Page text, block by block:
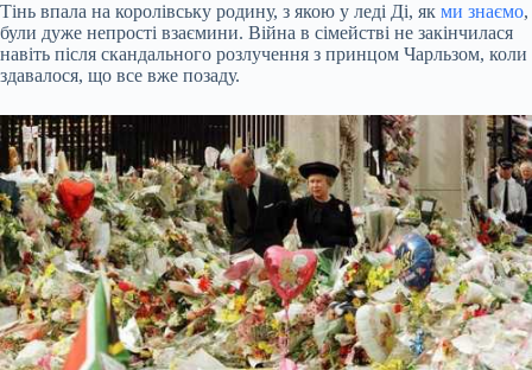
Тінь впала на королівську родину, з якою у леді Ді, як ми знаємо,
були дуже непрості взаємини. Війна в сімействі не закінчилася
навіть після скандального розлучення з принцом Чарльзом, коли
здавалося, що все вже позаду.